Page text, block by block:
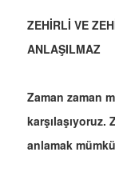
ZEHİRLİ VE
ANLAŞILMAZ
Zaman zaman
karşılaşıyoruz.
anlamak